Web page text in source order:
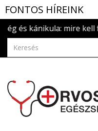
FONTOS HÍREINK
mire kell figyelni?